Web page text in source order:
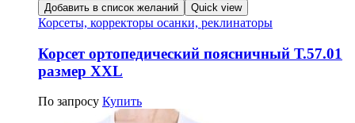
Добавить в список желаний Quick view
Корсеты, корректоры осанки, реклинаторы
Корсет ортопедический поясничный Т.57.01
размер XXL
По запросу Купить